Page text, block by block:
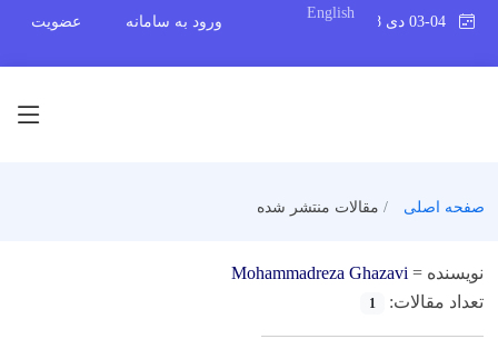
English
ورود به سامانه عضویت
صفحه اصلی مقالات منتشر شده
نویسنده = Mohammadreza Ghazavi
تعداد مقالات:
1